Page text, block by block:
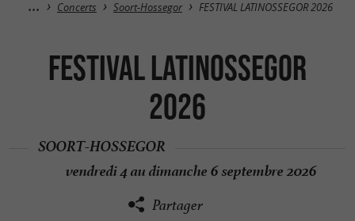
Concerts Soort-Hossegor FESTIVAL LATINOSSEGOR 2026
FESTIVAL LATINOSSEGOR
2026
SOORT-HOSSEGOR
vendredi 4 au dimanche 6 septembre 2026
Partager